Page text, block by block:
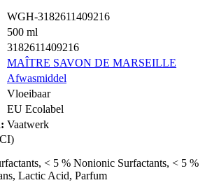
WGH-3182611409216
500 ml
3182611409216
MAÎTRE SAVON DE MARSEILLE
Afwasmiddel
Vloeibaar
EU Ecolabel
Vaatwerk
< 5 % Nonionic Surfactants, < 5 %
Lactic Acid, Parfum